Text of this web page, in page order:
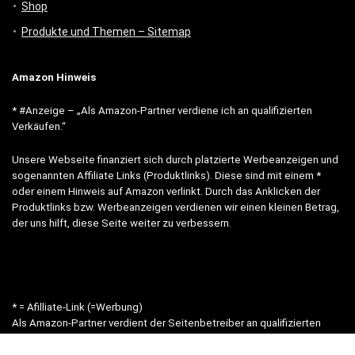
Shop
Produkte und Themen – Sitemap
Amazon Hinweis
* #Anzeige – „Als Amazon-Partner verdiene ich an qualifizierten
Verkäufen.“
Unsere Webseite finanziert sich durch platzierte Werbeanzeigen und
sogenannten Affiliate Links (Produktlinks). Diese sind mit einem *
oder einem Hinweis auf Amazon verlinkt. Durch das Anklicken der
Produktlinks bzw. Werbeanzeigen verdienen wir einen kleinen Betrag,
der uns hilft, diese Seite weiter zu verbessern.
* = Afilliate-Link (=Werbung)
Als Amazon-Partner verdient der Seitenbetreiber an qualifizierten